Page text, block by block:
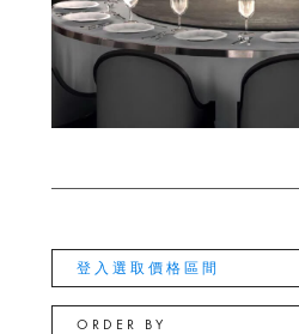
登入選取價格區間
ORDER BY